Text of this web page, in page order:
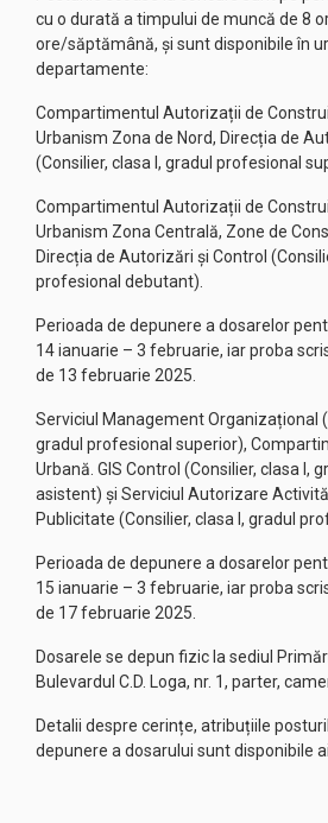
cu o durată a timpului de muncă de 8
ore/săptămână, și sunt disponibile în
departamente:
Compartimentul Autorizații de
Urbanism Zona de Nord, Direcția de
(Consilier, clasa I, gradul profesional
Compartimentul Autorizații de
Urbanism Zona Centrală, Zone de
Direcția de Autorizări și Control
profesional debutant).
Perioada de depunere a dosarelor
14 ianuarie – 3 februarie, iar proba
de 13 februarie 2025.
Serviciul Management Organizațional
gradul profesional superior),
Urbană. GIS Control (Consilier, clasa I,
asistent) și Serviciul Autorizare
Publicitate (Consilier, clasa I, gradul
Perioada de depunere a dosarelor
15 ianuarie – 3 februarie, iar proba
de 17 februarie 2025.
Dosarele se depun fizic la sediul
Bulevardul C.D. Loga, nr. 1, parter,
Detalii despre cerințe, atribuțiile
depunere a dosarului sunt disponibile